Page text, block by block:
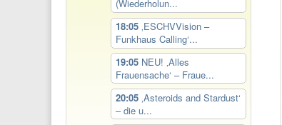
(Wiederholun...
18:05 ‚ESCHVVision –
Funkhaus Calling‘...
19:05 NEU! ‚Alles
Frauensache‘ – Fraue...
20:05 ‚Asteroids and Stardust‘
– die u...